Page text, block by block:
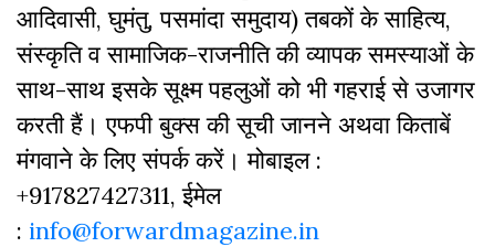
आदिवासी, घुमंतु, पसमांदा समुदाय) तबकों के साहित्‍य,
संस्‍क‍ृति व सामाजिक-राजनीति की व्‍यापक समस्‍याओं के
साथ-साथ इसके सूक्ष्म पहलुओं को भी गहराई से उजागर
करती हैं। एफपी बुक्‍स की सूची जानने अथवा किताबें
मंगवाने के लिए संपर्क करें। मोबाइल :
+917827427311, ईमेल
: info@forwardmagazine.in